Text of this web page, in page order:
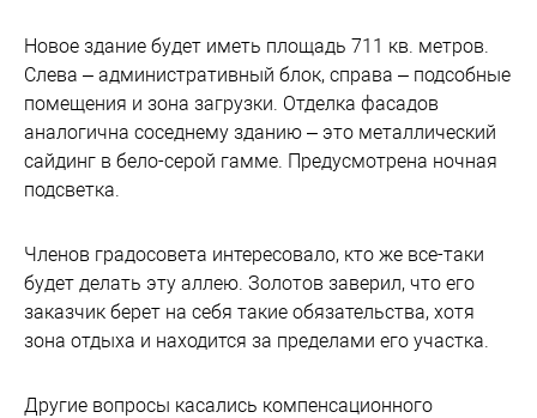
Новое здание будет иметь площадь 711 кв. метров.
Слева – административный блок, справа – подсобные
помещения и зона загрузки. Отделка фасадов
аналогична соседнему зданию – это металлический
сайдинг в бело-серой гамме. Предусмотрена ночная
подсветка.
Членов градосовета интересовало, кто же все-таки
будет делать эту аллею. Золотов заверил, что его
заказчик берет на себя такие обязательства, хотя
зона отдыха и находится за пределами его участка.
Другие вопросы касались компенсационного